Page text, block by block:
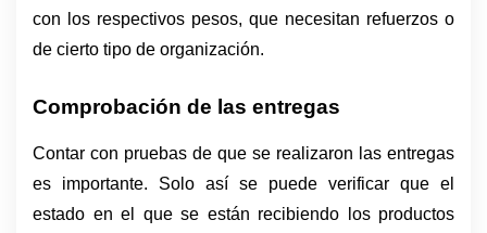
con los respectivos pesos, que necesitan refuerzos o
de cierto tipo de organización.
Comprobación de las entregas
Contar con pruebas de que se realizaron las entregas
es importante. Solo así se puede verificar que el
estado en el que se están recibiendo los productos